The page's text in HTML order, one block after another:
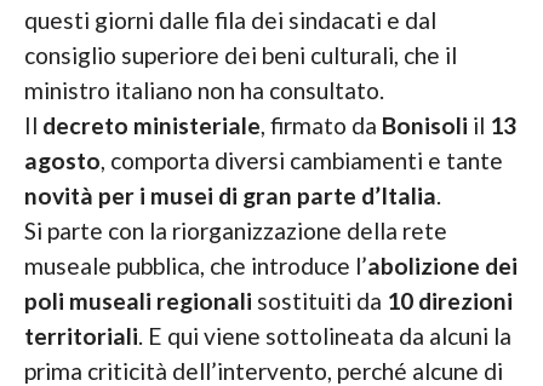
questi giorni dalle fila dei sindacati e dal
consiglio superiore dei beni culturali, che il
ministro italiano non ha consultato.
Il decreto ministeriale, firmato da Bonisoli il 13
agosto, comporta diversi cambiamenti e tante
novità per i musei di gran parte d’Italia.
Si parte con la riorganizzazione della rete
museale pubblica, che introduce l’abolizione dei
poli museali regionali sostituiti da 10 direzioni
territoriali. E qui viene sottolineata da alcuni la
prima criticità dell’intervento, perché alcune di